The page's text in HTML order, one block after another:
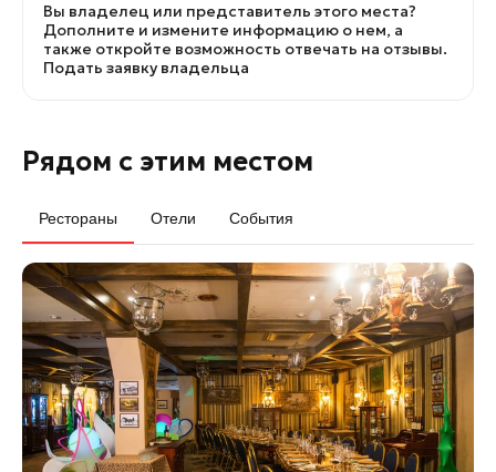
Вы владелец или представитель этого места?
Дополните и измените информацию о нем, а
также откройте возможность отвечать на отзывы.
Подать заявку владельца
Рядом с этим местом
Рестораны Отели События